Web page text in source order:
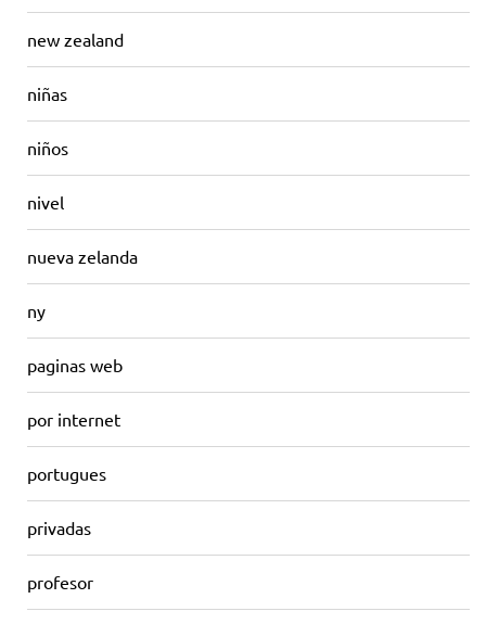
new zealand
niñas
niños
nivel
nueva zelanda
ny
paginas web
por internet
portugues
privadas
profesor